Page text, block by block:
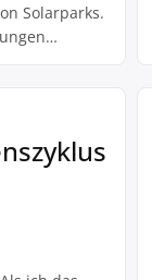
Solarparks.
sagen? Ich